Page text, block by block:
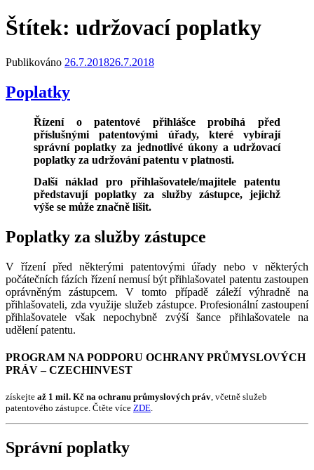
Štítek: udržovací poplatky
Publikováno 26.7.201826.7.2018
Poplatky
Řízení o patentové přihlášce probíhá před
příslušnými patentovými úřady, které vybírají
správní poplatky za jednotlivé úkony a udržovací
poplatky za udržování patentu v platnosti.
Další náklad pro přihlašovatele/majitele patentu
představují poplatky za služby zástupce, jejichž
výše se může značně lišit.
Poplatky za služby zástupce
V řízení před některými patentovými úřady nebo v některých
počátečních fázích řízení nemusí být přihlašovatel patentu zastoupen
oprávněným zástupcem. V tomto případě záleží výhradně na
přihlašovateli, zda využije služeb zástupce. Profesionální zastoupení
přihlašovatele však nepochybně zvýší šance přihlašovatele na
udělení patentu.
PROGRAM NA PODPORU OCHRANY PRŮMYSLOVÝCH
PRÁV – CZECHINVEST
získejte až 1 mil. Kč na ochranu průmyslových práv, včetně služeb
patentového zástupce. Čtěte více ZDE.
Správní poplatky